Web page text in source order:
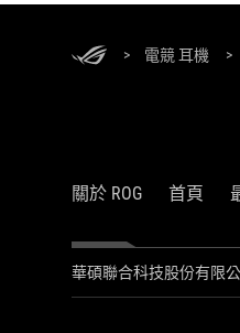
> 電競 耳機 >
關於 ROG 首頁
華碩聯合科技股份有限